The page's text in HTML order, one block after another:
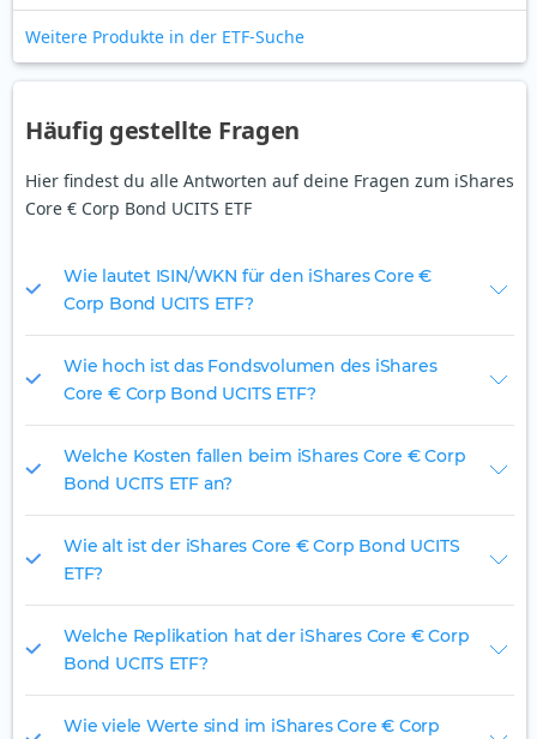
Weitere Produkte in der ETF-Suche
Häufig gestellte Fragen
Hier findest du alle Antworten auf deine Fragen zum iShares
Core € Corp Bond UCITS ETF
Wie lautet ISIN/WKN für den iShares Core €
Corp Bond UCITS ETF?
Wie hoch ist das Fondsvolumen des iShares
Core € Corp Bond UCITS ETF?
Welche Kosten fallen beim iShares Core € Corp
Bond UCITS ETF an?
Wie alt ist der iShares Core € Corp Bond UCITS
ETF?
Welche Replikation hat der iShares Core € Corp
Bond UCITS ETF?
Wie viele Werte sind im iShares Core € Corp